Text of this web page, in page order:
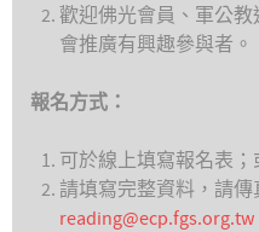
歡迎佛光會員、軍公
會推廣有興趣參與者。
報名方式：
可於線上填寫報名表；
請填寫完整資料，請傳
reading@ecp.fgs.org.tw